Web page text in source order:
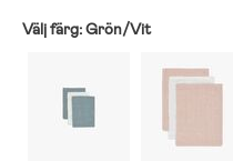
Välj färg:Grön/Vit